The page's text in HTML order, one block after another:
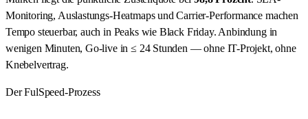
Monitoring, Auslastungs-Heatmaps und Carrier-Performance machen
Tempo steuerbar, auch in Peaks wie Black Friday. Anbindung in
wenigen Minuten, Go-live in ≤ 24 Stunden — ohne IT-Projekt, ohne
Knebelvertrag.
Der FulSpeed-Prozess